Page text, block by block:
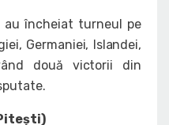
încheiat turneul pe
Germaniei, Islandei,
două victorii din